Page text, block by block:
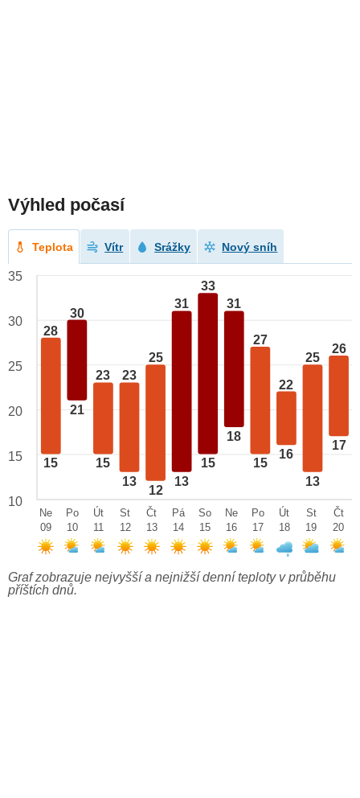
Výhled počasí
Teplota Vítr Srážky Nový sníh
28
15
30
21
23
15
23
13
25
12
31
13
33
15
31
18
27
15
22
16
25
13
26
17
35
30
25
20
15
10
Ne
09
Po
10
Út
11
St
12
Čt
13
Pá
14
So
15
Ne
16
Po
17
Út
18
St
19
Čt
20
Graf zobrazuje nejvyšší a nejnižší denní teploty v průběhu
příštích dnů.